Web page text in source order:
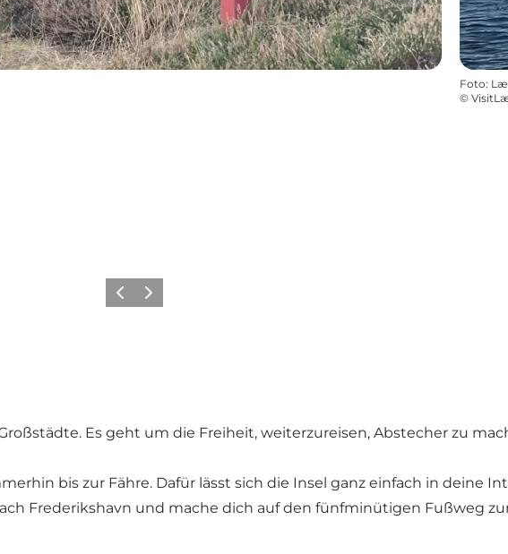
Foto:
©
ZurückWeiter
Es geht um die Freiheit, weiterzureisen, Abstecher zu
bis zur Fähre. Dafür lässt sich die Insel ganz einfach in deine
Frederikshavn und mache dich auf den fünfminütigen Fußweg